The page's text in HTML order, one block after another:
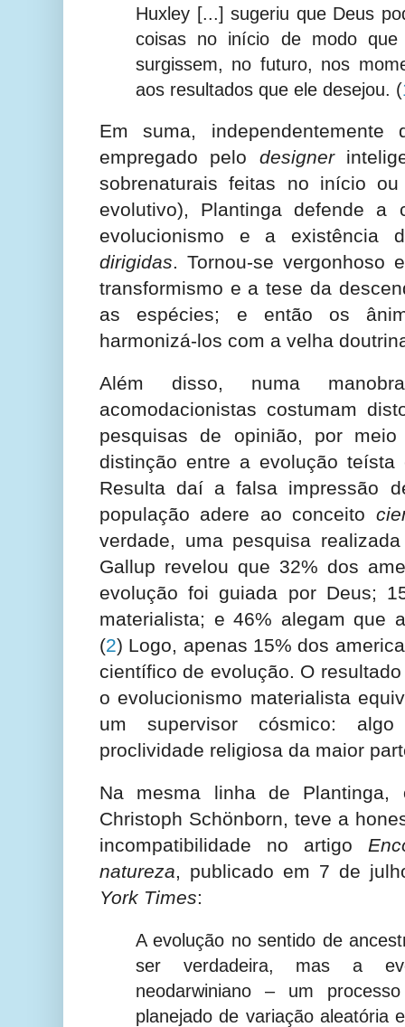
Huxley [...] sugeriu que Deus
coisas no início de modo que
surgissem, no futuro, nos
aos resultados que ele desejou. (
Em suma,
empregado pelo designer
sobrenaturais feitas no início
evolutivo), Plantinga defende a
evolucionismo e a existência
dirigidas. Tornou-se vergonhoso
transformismo e a tese da
as espécies; e então os
harmonizá-los com a velha
Além disso, numa
acomodacionistas costumam
pesquisas de opinião, por
distinção entre a evolução
Resulta daí a falsa impressão
população adere ao conceito
verdade, uma pesquisa
Gallup revelou que 32% dos
evolução foi guiada por Deus;
materialista; e 46% alegam que
(2) Logo, apenas 15% dos
científico de evolução. O
o evolucionismo materialista
um supervisor cósmico:
proclividade religiosa da maior
Na mesma linha de Plantinga,
Christoph Schönborn, teve a
incompatibilidade no artigo
natureza, publicado em 7 de
York Times:
A evolução no sentido de
ser verdadeira, mas a
neodarwiniano – um
planejado de variação aleatória